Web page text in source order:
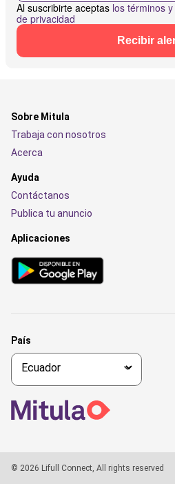
Al suscribirte aceptas los términos
de privacidad
Recibir
Sobre Mitula
Trabaja con nosotros
Acerca
Ayuda
Contáctanos
Publica tu anuncio
Aplicaciones
País
© 2026 Lifull Connect, All rights reserved